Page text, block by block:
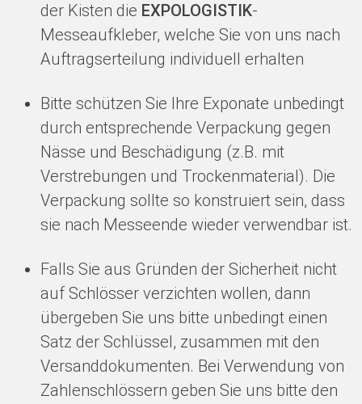
der Kisten die EXPOLOGISTIK-
Messeaufkleber, welche Sie von uns nach
Auftragserteilung individuell erhalten
Bitte schützen Sie Ihre Exponate unbedingt
durch entsprechende Verpackung gegen
Nässe und Beschädigung (z.B. mit
Verstrebungen und Trockenmaterial). Die
Verpackung sollte so konstruiert sein, dass
sie nach Messeende wieder verwendbar ist.
Falls Sie aus Gründen der Sicherheit nicht
auf Schlösser verzichten wollen, dann
übergeben Sie uns bitte unbedingt einen
Satz der Schlüssel, zusammen mit den
Versanddokumenten. Bei Verwendung von
Zahlenschlössern geben Sie uns bitte den